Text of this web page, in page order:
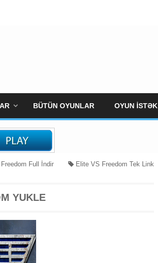
BÜTÜN OYUNLAR OYUN İSTƏK
Full İndir Elite VS Freedom Tek Link
YUKLE